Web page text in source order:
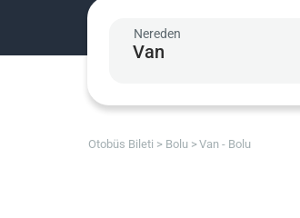
Nereden
Otobüs Bileti Bolu Van - Bolu